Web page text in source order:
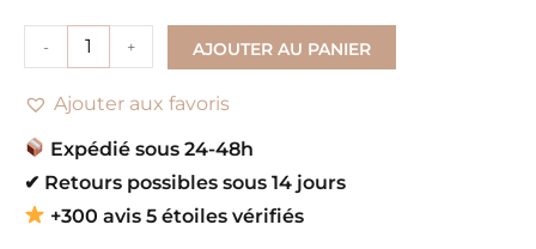
- + AJOUTER AU PANIER
Ajouter aux favoris
Expédié sous 24-48h
✔ Retours possibles sous 14 jours
+300 avis 5 étoiles vérifiés